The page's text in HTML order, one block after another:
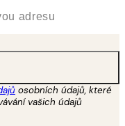
osobních údajů, které
vašich údajů